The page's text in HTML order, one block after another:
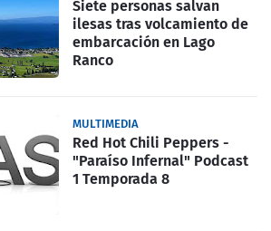
Siete personas salvan
ilesas tras volcamiento de
embarcación en Lago
Ranco
MULTIMEDIA
Red Hot Chili Peppers -
"Paraíso Infernal" Podcast
1 Temporada 8